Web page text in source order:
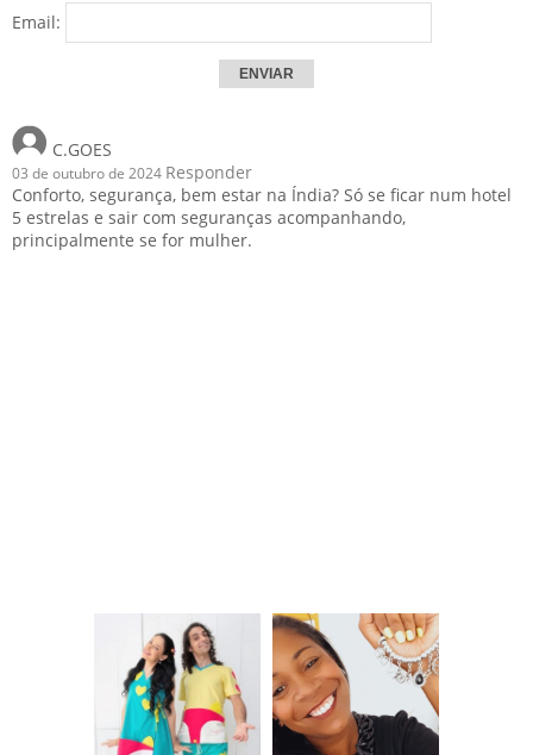
Email:
C.GOES
03 de outubro de 2024 Responder
Conforto, segurança, bem estar na Índia? Só se ficar num hotel
5 estrelas e sair com seguranças acompanhando,
principalmente se for mulher.